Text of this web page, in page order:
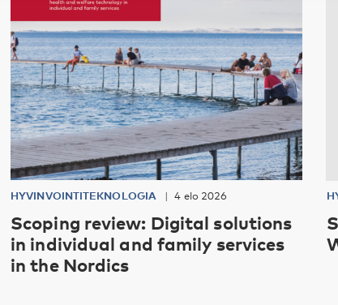
HYVINVOINTITEKNOLOGIA 4 elo 2026
Scoping review: Digital solutions
in individual and family services
in the Nordics